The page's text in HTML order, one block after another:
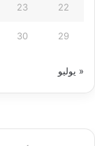
22
23
29
30
« يوليو